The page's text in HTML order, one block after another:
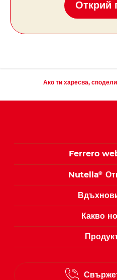
Открий
Ако ти харесва,
Ferrero
Nutella®
Какво